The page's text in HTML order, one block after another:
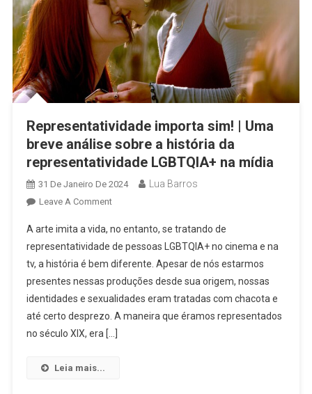
Representatividade importa sim! | Uma
breve análise sobre a história da
representatividade LGBTQIA+ na mídia
31 De Janeiro De 2024 Lua Barros
Leave A CommentOn
Importa
Sim!
|
Uma
Breve
Análise
Sobre
A arte imita a vida, no entanto, se tratando de
representatividade de pessoas LGBTQIA+ no cinema e na
tv, a história é bem diferente. Apesar de nós estarmos
presentes nessas produções desde sua origem, nossas
identidades e sexualidades eram tratadas com chacota e
até certo desprezo. A maneira que éramos representados
no século XIX, era […]
Leia mais...